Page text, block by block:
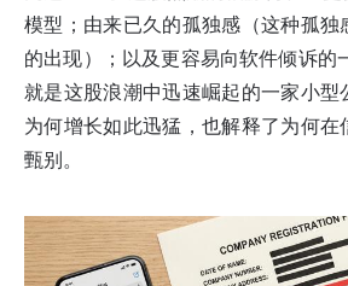
模型；由来已久的孤独感（这种孤独
的出现）；以及更容易向软件倾诉的
就是这股浪潮中迅速崛起的一家小型
为何增长如此迅猛，也解释了为何在
甄别。